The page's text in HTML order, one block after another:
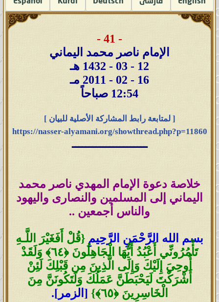
- 41 -
الإمام ناصر محمد اليماني
12 - 03 - 1432 هـ
16 - 02 - 2011 مـ
12:54 صباحاً
[ لمتابعة رابط المشاركة الأصلية للبيان ]
https://nasser-alyamani.org/showthread.php?p=11860
ــــــــــــــــــــــ
خلاصة دعوة الإمام المهدي ناصر محمد
اليماني إلى المسلمين والنصارى واليهود
والناس أجمعين ..
بسم الله الرَّحْمَنِ الرَّحِيمِ {قُلْ أَفَغَيْرَ اللَّـهِ
تَأْمُرُونِّي أَعْبُدُ أَيُّهَا الْجَاهِلُونَ ﴿٦٤﴾ وَلَقَدْ
أُوحِيَ إِلَيْكَ وَإِلَى الَّذِينَ مِن قَبْلِكَ لَئِنْ
أَشْرَكْتَ لَيَحْبَطَنَّ عَمَلُكَ وَلَتَكُونَنَّ مِنَ
الْخَاسِرِينَ ﴿٦٥﴾} [الزمر].